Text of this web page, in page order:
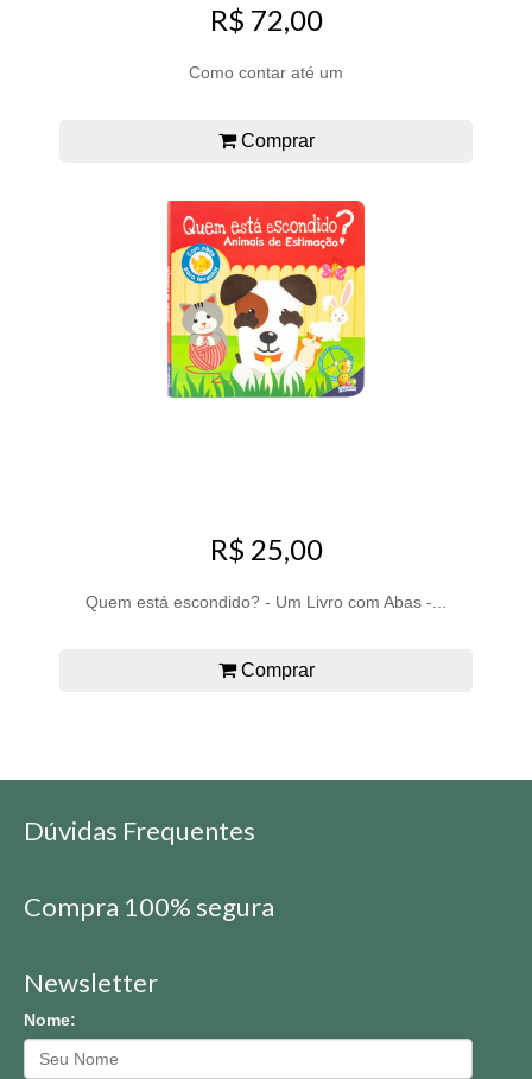
R$ 72,00
Como contar até um
Comprar
R$ 25,00
Quem está escondido? - Um Livro com Abas -...
Comprar
Dúvidas Frequentes
Compra 100% segura
Newsletter
Nome: